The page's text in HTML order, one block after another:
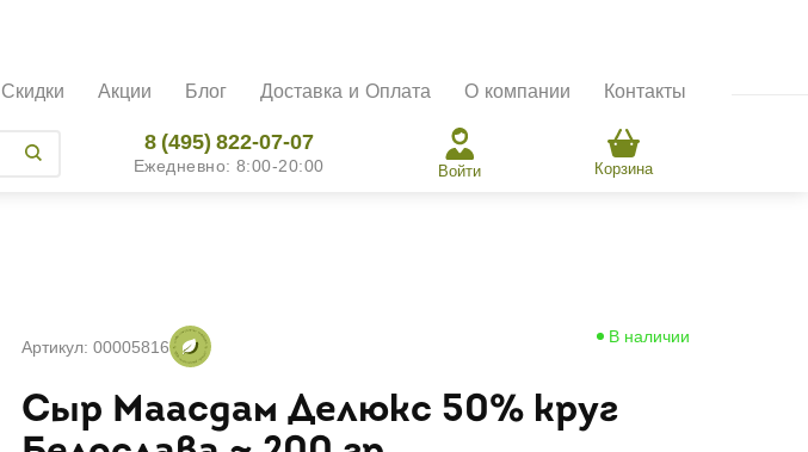
Скидки
Акции Блог Доставка и Оплата О компании Контакты
8 (495) 822-07-07
Ежедневно: 8:00-20:00 Войти Корзина
Артикул: 00005816
В наличии
Сыр Маасдам Делюкс 50% круг